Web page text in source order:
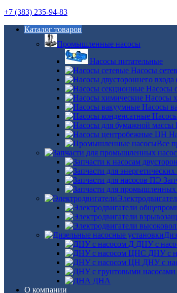
+7 (383) 235-94-83
Каталог товаров
Промышленные насосы
Насосы питательные
Насосы
Насосы
Насосы
Насосы
Все
ДНУ с
ДНУ с
ДНУ с
ДНА
О компании